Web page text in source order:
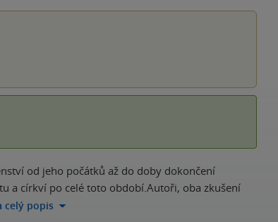
od jeho počátků až do doby dokončení
a církví po celé toto období.Autoři, oba zkušení
celý popis